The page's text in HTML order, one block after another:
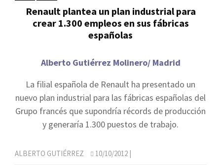
Renault plantea un plan industrial para
crear 1.300 empleos en sus fábricas
españolas
Alberto Gutiérrez Molinero/ Madrid
La filial española de Renault ha presentado un
nuevo plan industrial para las fábricas españolas del
Grupo francés que supondría récords de producción
y generaría 1.300 puestos de trabajo.
ALBERTO GUTIÉRREZ 10/10/2012 |